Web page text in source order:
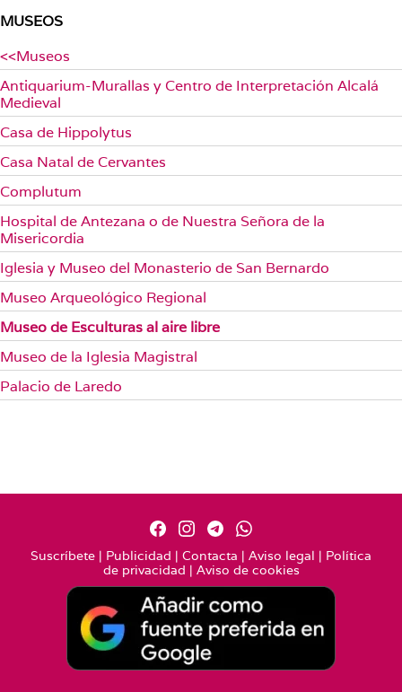
MUSEOS
<<Museos
Antiquarium-Murallas y Centro de Interpretación Alcalá
Medieval
Casa de Hippolytus
Casa Natal de Cervantes
Complutum
Hospital de Antezana o de Nuestra Señora de la
Misericordia
Iglesia y Museo del Monasterio de San Bernardo
Museo Arqueológico Regional
Museo de Esculturas al aire libre
Museo de la Iglesia Magistral
Palacio de Laredo
Suscríbete | Publicidad | Contacta | Aviso legal | Política
de privacidad | Aviso de cookies